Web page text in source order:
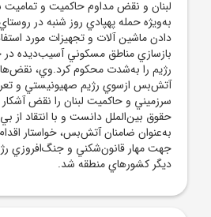
لبنان و نقض مداوم حاکميت و تماميت
به‌ويژه حمله پهپادي روز شنبه در
دادن ماشين آلات و تجهيزات مورد
بازسازي مناطق مسکوني آسيب‌ديده
رژيم را به‌شدت محکوم کرد.وي،
آتش‌بس ازسوي رژيم صهيونيستي و
سرزميني و حاکميت لبنان را نقض
حقوق بين‌الملل دانست و با انتقاد از
به‌عنوان ضامنان آتش‌بس، خواستار
جهت مهار قانون‌شکني و جنگ‌افروزي
ديگر کشورهاي منطقه شد.